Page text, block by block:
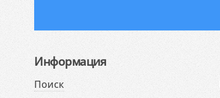
Информация
Поиск